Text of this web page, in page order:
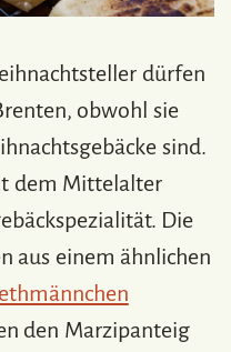
dürfen
obwohl sie
sind.
dem Mittelalter
Die
aus einem ähnlichen
den Marzipanteig